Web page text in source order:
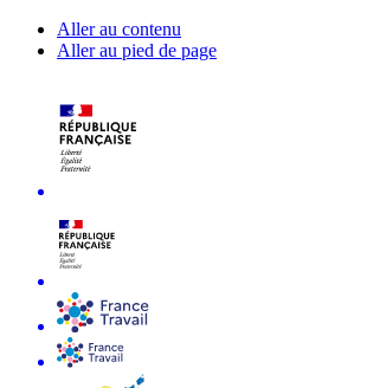
Aller au contenu
Aller au pied de page